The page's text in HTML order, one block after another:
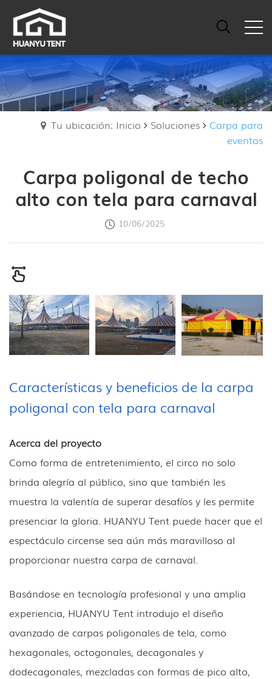
Tu ubicación: Inicio Soluciones
Carpa para
eventos
Carpa poligonal de techo
alto con tela para carnaval
10/06/2025
Características y beneficios de la carpa
poligonal con tela para carnaval
Acerca del proyecto
Como forma de entretenimiento, el circo no solo
brinda alegría al público, sino que también les
muestra la valentía de superar desafíos y les permite
presenciar la gloria. HUANYU Tent puede hacer que el
espectáculo circense sea aún más maravilloso al
proporcionar nuestra carpa de carnaval.
Basándose en tecnología profesional y una amplia
experiencia, HUANYU Tent introdujo el diseño
avanzado de carpas poligonales de tela, como
hexagonales, octogonales, decagonales y
dodecagonales, mezcladas con formas de pico alto,